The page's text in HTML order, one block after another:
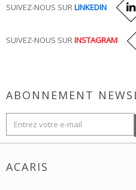
SUIVEZ-NOUS SUR LINKEDIN
SUIVEZ-NOUS SURINSTAGRAM
ABONNEMENT
ACARIS